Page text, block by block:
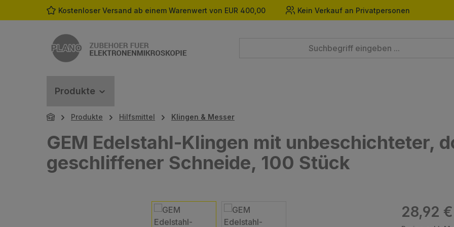
Hauptinhalt springen
Zur Suche springen
Zur Hauptnavigation springen
Kostenloser Versand ab einem Warenwert von EUR 400,00 Kein Verkauf an Privatpersonen
Produkte
Produkte Hilfsmittel Klingen & Messer
GEM Edelstahl-Klingen mit unbeschichteter,
geschliffener Schneide, 100 Stück
Regulärer
28,92 €